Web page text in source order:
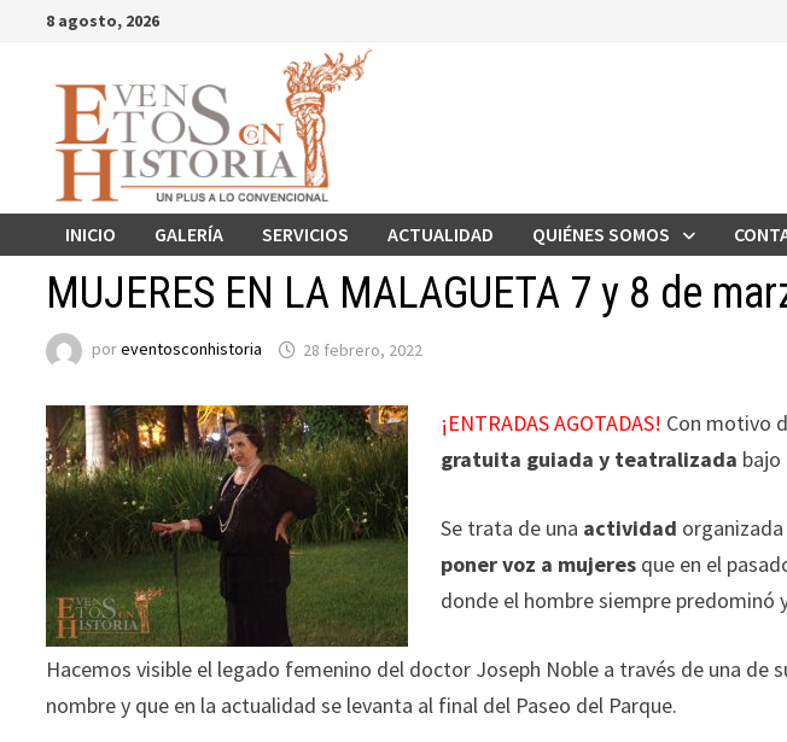
Saltar
contenido
8 agosto, 2026
INICIO GALERÍA SERVICIOS ACTUALIDAD QUIÉNES SOMOS
MUJERES EN LA MALAGUETA 7 y 8 de
poreventosconhistoria 28 febrero, 2022
¡ENTRADAS AGOTADAS! Con motivo
gratuita guiada y teatralizada bajo
Se trata de una actividad
poner voz a mujeres que en el
donde el hombre siempre predominó
Hacemos visible el legado femenino del doctor Joseph Noble a través de una de
nombre y que en la actualidad se levanta al final del Paseo del Parque.